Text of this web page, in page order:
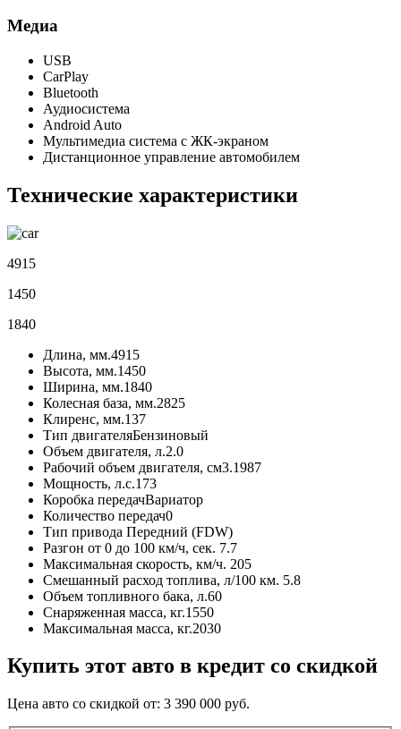
Медиа
USB
CarPlay
Bluetooth
Аудиосистема
Android Auto
Мультимедиа система с ЖК-экраном
Дистанционное управление автомобилем
Технические характеристики
4915
1450
1840
Длина, мм.4915
Высота, мм.1450
Ширина, мм.1840
Колесная база, мм.2825
Клиренс, мм.137
Тип двигателяБензиновый
Объем двигателя, л.2.0
Рабочий объем двигателя, см3.1987
Мощность, л.с.173
Коробка передачВариатор
Количество передач0
Тип привода Передний (FDW)
Разгон от 0 до 100 км/ч, сек. 7.7
Максимальная скорость, км/ч. 205
Смешанный расход топлива, л/100 км. 5.8
Объем топливного бака, л.60
Снаряженная масса, кг.1550
Максимальная масса, кг.2030
Купить этот авто в кредит со скидкой
Цена авто со скидкой от: 3 390 000 руб.